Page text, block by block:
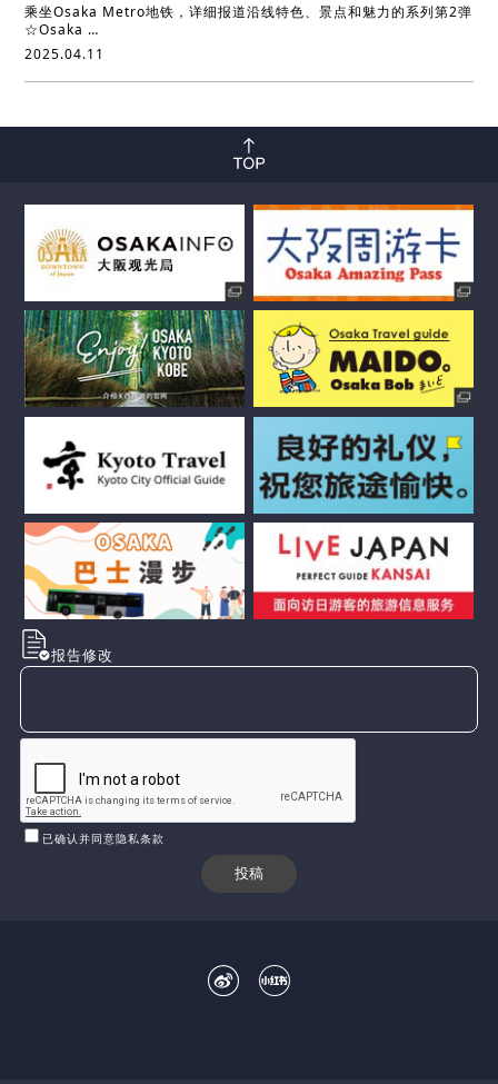
乘坐Osaka Metro地铁，详细报道沿线特色、景点和魅力的系列第2弹
☆Osaka …
2025.04.11
报告修改
已确认并同意隐私条款